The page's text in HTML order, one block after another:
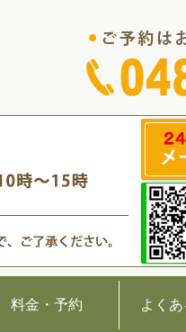
料金・予約 よく